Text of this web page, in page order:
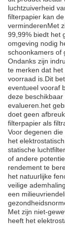
luchtzuiverheid
filterpapier kan
verminderenMet
99,99% biedt het
omgeving nodig
schoonkamers of
Ondanks zijn
te merken dat
voorraad is.Dit
eventueel vooraf
deze
evalueren.het
doet geen
filterpapier als
Voor degenen
het
statische
of andere
rendement te
het natuurlijke
veilige
een
Met zijn niet-
heeft het